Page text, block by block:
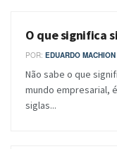
BLOG
O que significa
POR: EDUARDO MACHION
Não sabe o que
mundo empresarial,
siglas...